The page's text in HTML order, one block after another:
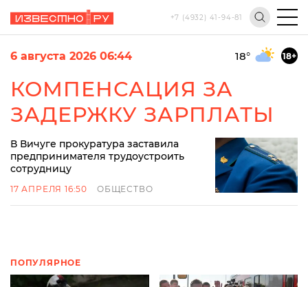
+7 (4932) 41-94-81
6 августа 2026 06:44 18° 18+
КОМПЕНСАЦИЯ ЗА
ЗАДЕРЖКУ ЗАРПЛАТЫ
В Вичуге прокуратура заставила
предпринимателя трудоустроить
сотрудницу
17 АПРЕЛЯ 16:50 ОБЩЕСТВО
ПОПУЛЯРНОЕ